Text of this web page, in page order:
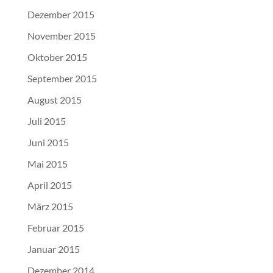
Dezember 2015
November 2015
Oktober 2015
September 2015
August 2015
Juli 2015
Juni 2015
Mai 2015
April 2015
März 2015
Februar 2015
Januar 2015
Dezember 2014